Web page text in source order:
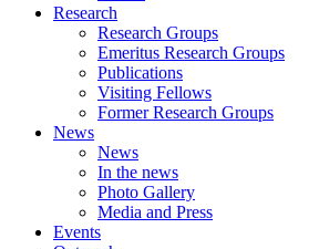
Research
Research Groups
Emeritus Research Groups
Publications
Visiting Fellows
Former Research Groups
News
News
In the news
Photo Gallery
Media and Press
Events